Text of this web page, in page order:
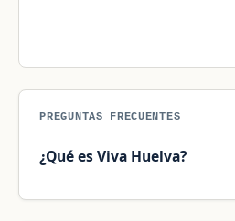
PREGUNTAS FRECUENTES
¿Qué es Viva Huelva?